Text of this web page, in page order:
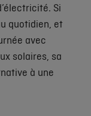
Si
quotidien, et
avec
solaires, sa
à une